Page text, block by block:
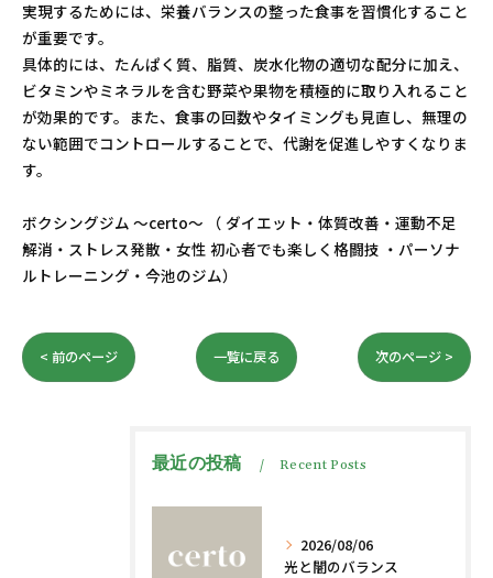
実現するためには、栄養バランスの整った食事を習慣化すること
が重要です。
具体的には、たんぱく質、脂質、炭水化物の適切な配分に加え、
ビタミンやミネラルを含む野菜や果物を積極的に取り入れること
が効果的です。また、食事の回数やタイミングも見直し、無理の
ない範囲でコントロールすることで、代謝を促進しやすくなりま
す。
ボクシングジム ～certo～ （ ダイエット・体質改善・運動不足
解消・ストレス発散・女性 初心者でも楽しく格闘技 ・パーソナ
ルトレーニング・今池のジム）
< 前のページ 一覧に戻る 次のページ >
最近の投稿 Recent Posts
2026/08/06
光と闇のバランス